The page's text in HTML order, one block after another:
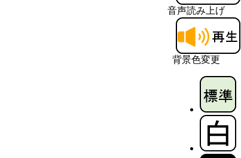
音声読み上げ
背景色変更